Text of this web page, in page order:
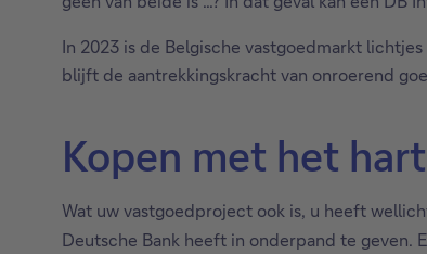
In 2023 is de Belgische vastgoedmarkt
blijft de aantrekkingskracht van onroerend
Kopen met het
Wat uw vastgoedproject ook is, u heeft
Deutsche Bank heeft in onderpand te geven.